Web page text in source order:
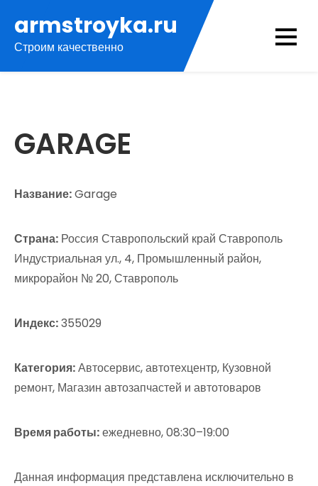
содержимому
armstroyka.ru
Строим качественно
GARAGE
Название:Garage
Страна: Россия Ставропольский край Ставрополь
Индустриальная ул., 4, Промышленный район,
микрорайон № 20, Ставрополь
Индекс:355029
Категория:Автосервис, автотехцентр, Кузовной
ремонт, Магазин автозапчастей и автотоваров
Время работы:ежедневно, 08:30–19:00
Данная информация представлена исключительно в